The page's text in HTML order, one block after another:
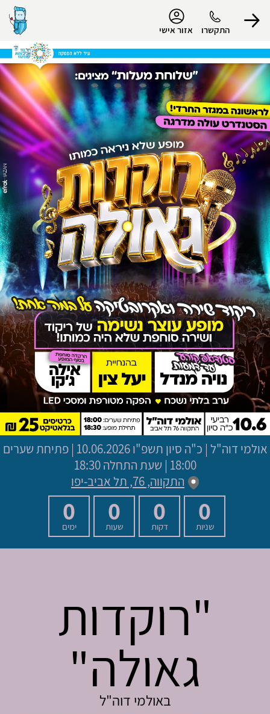
התקשרו אזור אישי
הפרופיל שלי
התנתק
אולמי דוה"ל | כ"ה סיון תשפ"ו
10.06.2026 | פתיחת שערים
18:00 | שעת התחלה 18:30
התקווה, 76, תל אביב-יפו
0
שניות
0
דקות
0
שעות
0
ימים
"רוקדות
גאולה"
באולמי דוה"ל